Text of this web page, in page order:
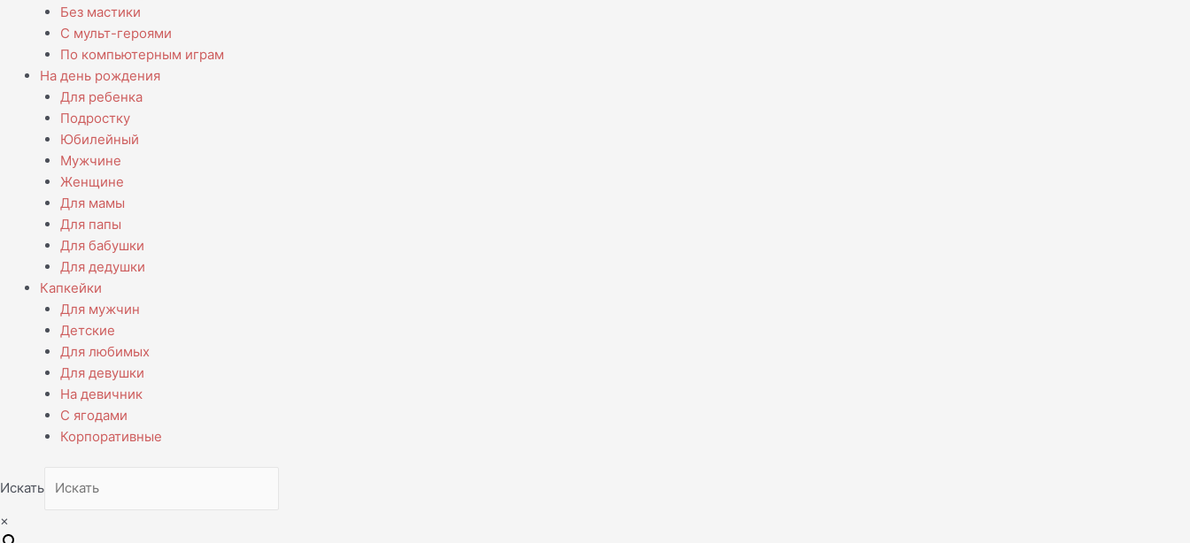
Без мастики
С мульт-героями
По компьютерным играм
На день рождения
Для ребенка
Подростку
Юбилейный
Мужчине
Женщине
Для мамы
Для папы
Для бабушки
Для дедушки
Капкейки
Для мужчин
Детские
Для любимых
Для девушки
На девичник
С ягодами
Корпоративные
Искать
×